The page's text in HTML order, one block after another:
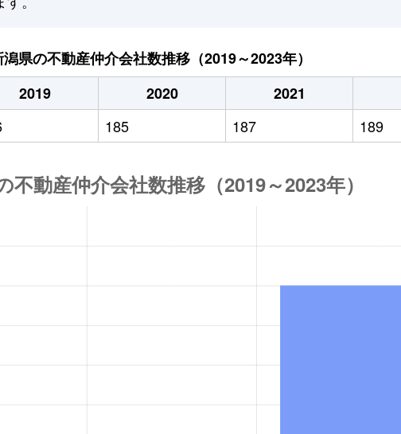
県の不動産仲介会社数推移（2019～2023年）
2019 2020 2021
185 187 189